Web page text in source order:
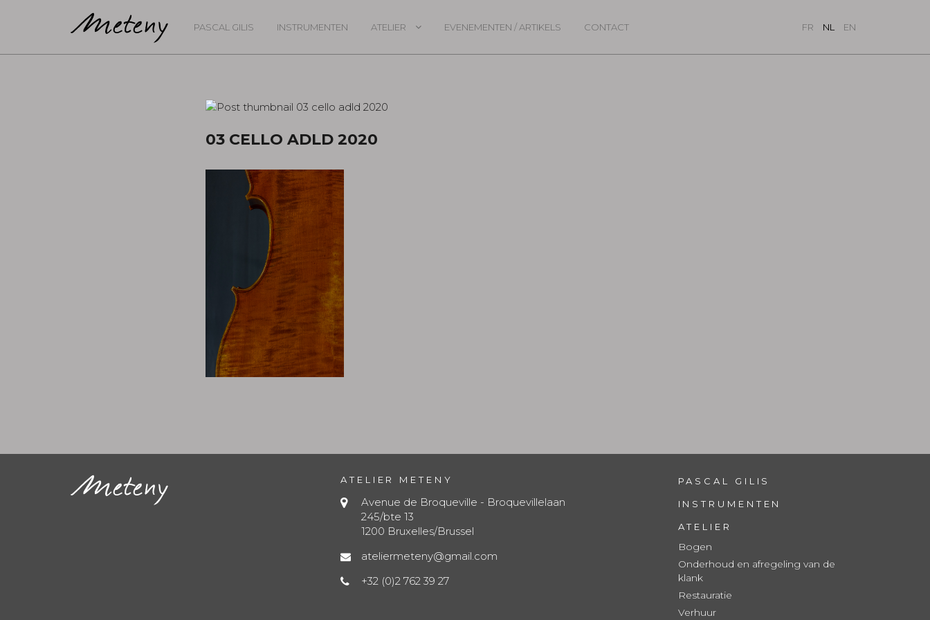
PASCAL GILIS INSTRUMENTEN ATELIER EVENEMENTEN / ARTIKELS CONTACT FR NL EN
03 CELLO ADLD 2020
ATELIER METENY
Avenue de Broqueville - Broquevillelaan
245/bte 13
1200 Bruxelles/Brussel
ateliermeteny@gmail.com
+32 (0)2 762 39 27
PASCAL GILIS
INSTRUMENTEN
ATELIER
Bogen
Onderhoud en afregeling van de
klank
Restauratie
Verhuur